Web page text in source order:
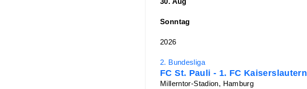
Sonntag
2026
2. Bundesliga
FC St. Pauli - 1. FC Kaiserslautern
Millerntor-Stadion, Hamburg